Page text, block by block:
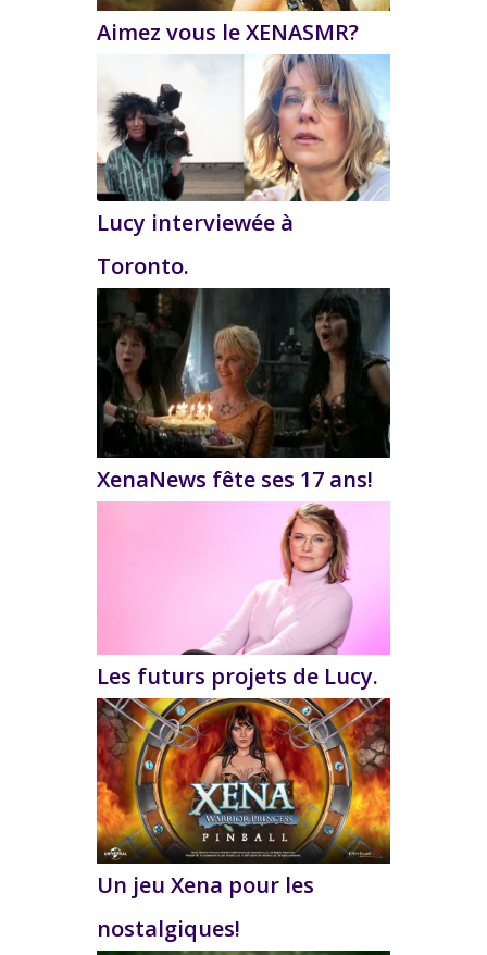
Aimez vous le XENASMR?
Lucy interviewée à
Toronto.
XenaNews fête ses 17 ans!
Les futurs projets de Lucy.
Un jeu Xena pour les
nostalgiques!